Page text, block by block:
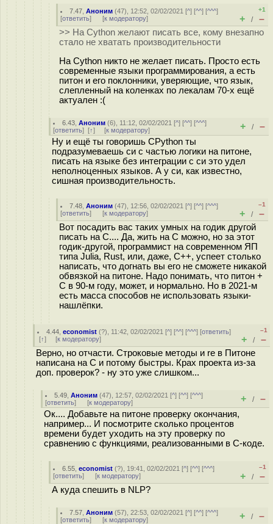
7.47 ,Аноним (47), 12:52, 02/02/2021 [^] [^^] [^^^]
[ответить] [к модератору]
+1
+ / –
>> На Cython желают писать все, кому внезапно
стало не хватать производительности
На Cython никто не желает писать. Просто есть
современные языки программирования, а есть
питон и его поклонники, уверяющие, что язык,
слепленный на коленках по лекалам 70-х ещё
актуален :(
6.43 ,Аноним (6), 11:12, 02/02/2021 [^] [^^] [^^^]
[ответить] [↑] [к модератору] + / –
Ну и ещё ты говоришь CPython ты
подразумеваешь си с частью логики на питоне,
писать на языке без интеграции с си это удел
неполноценных языков. А у си, как известно,
сишная производительность.
7.48 ,Аноним (47), 12:56, 02/02/2021 [^] [^^] [^^^]
[ответить] [к модератору]
–1
+ / –
Вот посадить вас таких умных на годик другой
писать на C.... Да, жить на C можно, но за этот
годик-другой, программист на современном ЯП
типа Julia, Rust, или, даже, C++, успеет столько
написать, что догнать вы его не сможете никакой
обвязкой на питоне. Надо понимать, что питон +
С в 90-м году, может, и нормально. Но в 2021-м
есть масса способов не использовать языки-
нашлёпки.
4.44 ,economist (?), 11:42, 02/02/2021 [^] [^^] [^^^] [ответить]
[↑] [к модератору]
–1
+ / –
Верно, но отчасти. Строковые методы и re в Питоне
написана на С и потому быстры. Крах проекта из-за
доп. проверок? - ну это уже слишком...
5.49 ,Аноним (47), 12:57, 02/02/2021 [^] [^^] [^^^]
[ответить] [к модератору] + / –
Ок.... Добавьте на питоне проверку окончания,
например... И посмотрите сколько процентов
времени будет уходить на эту проверку по
сравнению с функциями, реализованными в C-коде.
6.55 ,economist (?), 19:41, 02/02/2021 [^] [^^] [^^^]
[ответить] [к модератору]
–1
+ / –
А куда спешить в NLP?
7.57 ,Аноним (57), 22:53, 02/02/2021 [^] [^^] [^^^]
[ответить] [к модератору] + / –